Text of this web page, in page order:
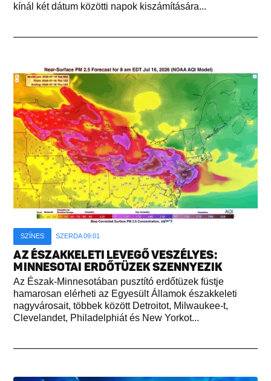
kínál két dátum közötti napok kiszámítására...
SZÍNES SZERDA 09:01
AZ ÉSZAKKELETI LEVEGŐ VESZÉLYES:
MINNESOTAI ERDŐTÜZEK SZENNYEZIK
Az Észak-Minnesotában pusztító erdőtüzek füstje
hamarosan elérheti az Egyesült Államok északkeleti
nagyvárosait, többek között Detroitot, Milwaukee-t,
Clevelandet, Philadelphiát és New Yorkot...